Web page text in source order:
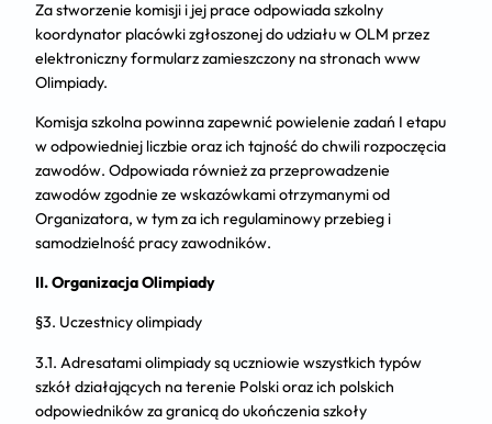
Za stworzenie komisji i jej prace odpowiada szkolny
koordynator placówki zgłoszonej do udziału w OLM przez
elektroniczny formularz zamieszczony na stronach www
Olimpiady.
Komisja szkolna powinna zapewnić powielenie zadań I etapu
w odpowiedniej liczbie oraz ich tajność do chwili rozpoczęcia
zawodów. Odpowiada również za przeprowadzenie
zawodów zgodnie ze wskazówkami otrzymanymi od
Organizatora, w tym za ich regulaminowy przebieg i
samodzielność pracy zawodników.
II. Organizacja Olimpiady
§3. Uczestnicy olimpiady
3.1. Adresatami olimpiady są uczniowie wszystkich typów
szkół działających na terenie Polski oraz ich polskich
odpowiedników za granicą do ukończenia szkoły